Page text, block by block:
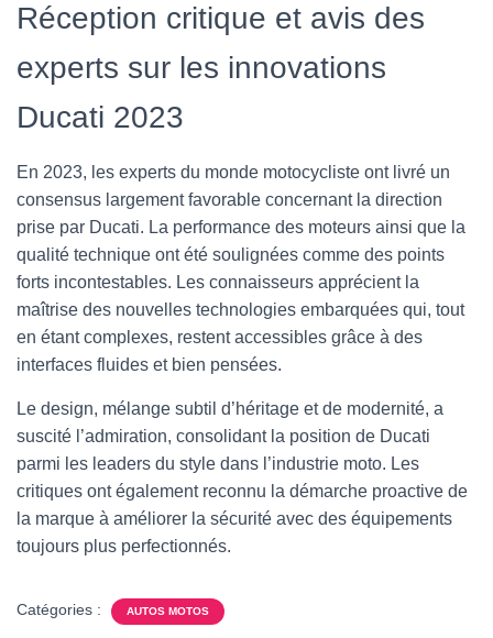
Réception critique et avis des
experts sur les innovations
Ducati 2023
En 2023, les experts du monde motocycliste ont livré un
consensus largement favorable concernant la direction
prise par Ducati. La performance des moteurs ainsi que la
qualité technique ont été soulignées comme des points
forts incontestables. Les connaisseurs apprécient la
maîtrise des nouvelles technologies embarquées qui, tout
en étant complexes, restent accessibles grâce à des
interfaces fluides et bien pensées.
Le design, mélange subtil d’héritage et de modernité, a
suscité l’admiration, consolidant la position de Ducati
parmi les leaders du style dans l’industrie moto. Les
critiques ont également reconnu la démarche proactive de
la marque à améliorer la sécurité avec des équipements
toujours plus perfectionnés.
Catégories : AUTOS MOTOS